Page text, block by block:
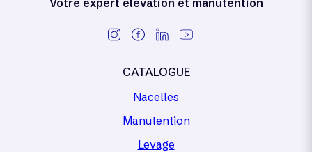
Votre expert élévation et manutention
CATALOGUE
Nacelles
Manutention
Levage